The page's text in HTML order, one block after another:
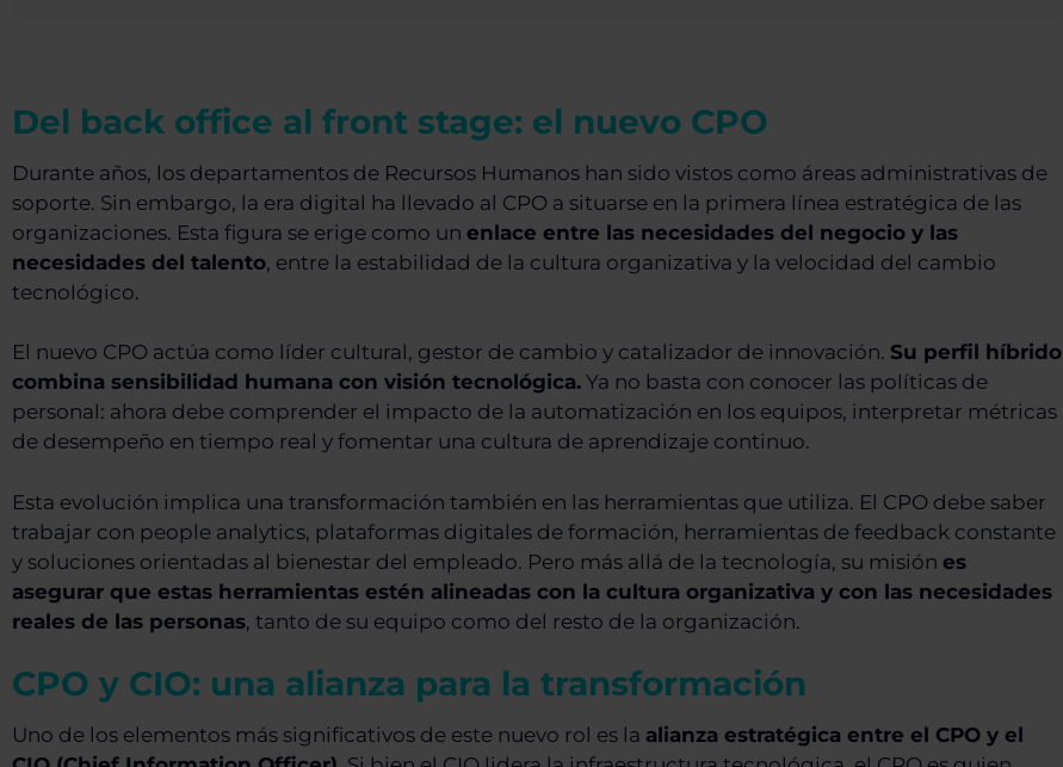
Del back office al front stage: el nuevo CPO
Durante años, los departamentos de Recursos Humanos han sido vistos como áreas administrativas de
soporte. Sin embargo, la era digital ha llevado al CPO a situarse en la primera línea estratégica de las
organizaciones. Esta figura se erige como un enlace entre las necesidades del negocio y las
necesidades del talento, entre la estabilidad de la cultura organizativa y la velocidad del cambio
tecnológico.
El nuevo CPO actúa como líder cultural, gestor de cambio y catalizador de innovación. Su perfil híbrido
combina sensibilidad humana con visión tecnológica. Ya no basta con conocer las políticas de
personal: ahora debe comprender el impacto de la automatización en los equipos, interpretar métricas
de desempeño en tiempo real y fomentar una cultura de aprendizaje continuo.
Esta evolución implica una transformación también en las herramientas que utiliza. El CPO debe saber
trabajar con people analytics, plataformas digitales de formación, herramientas de feedback constante
y soluciones orientadas al bienestar del empleado. Pero más allá de la tecnología, su misión es
asegurar que estas herramientas estén alineadas con la cultura organizativa y con las necesidades
reales de las personas, tanto de su equipo como del resto de la organización.
CPO y CIO: una alianza para la transformación
Uno de los elementos más significativos de este nuevo rol es la alianza estratégica entre el CPO y el